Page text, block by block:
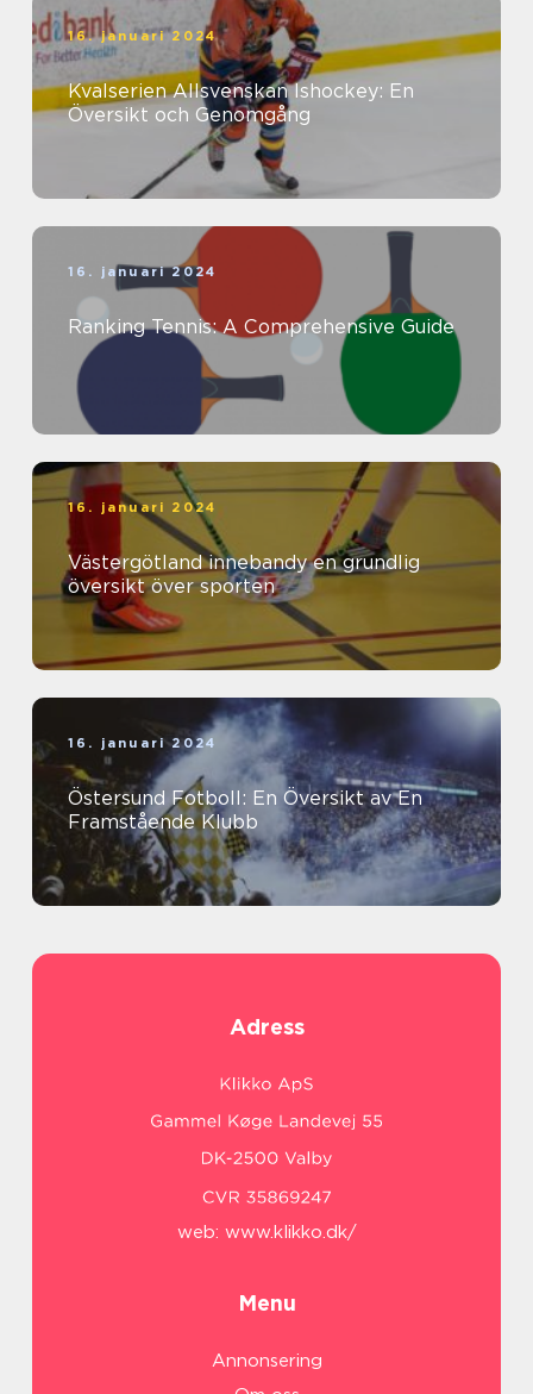
16. januari 2024
Kvalserien Allsvenskan Ishockey: En
Översikt och Genomgång
16. januari 2024
Ranking Tennis: A Comprehensive Guide
16. januari 2024
Västergötland innebandy en grundlig
översikt över sporten
16. januari 2024
Östersund Fotboll: En Översikt av En
Framstående Klubb
Adress
web: www.klikko.dk/
Menu
Annonsering